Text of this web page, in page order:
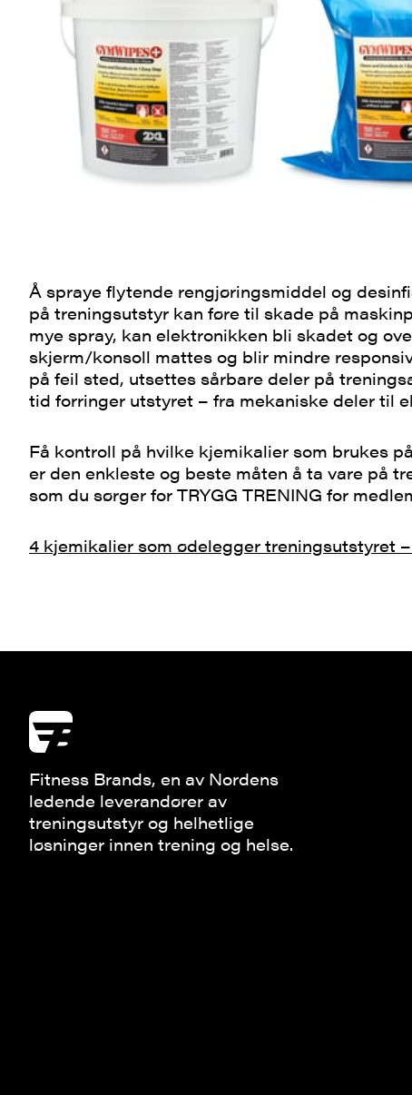
Å spraye flytende rengjøringsmiddel og
på treningsutstyr kan føre til skade på
mye spray, kan elektronikken bli skadet og
skjerm/konsoll mattes og blir mindre
på feil sted, utsettes sårbare deler på
tid forringer utstyret – fra mekaniske deler til
Få kontroll på hvilke kjemikalier som brukes
er den enkleste og beste måten å ta vare på
som du sørger for TRYGG TRENING for
4 kjemikalier som ødelegger treningsutstyret
Fitness Brands, en av Nordens
ledende leverandører av
treningsutstyr og helhetlige
løsninger innen trening og helse.